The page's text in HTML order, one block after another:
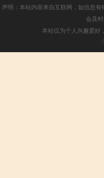
声明：本站内容来自互联网，如信息
会及
本站仅为个人兴趣爱好